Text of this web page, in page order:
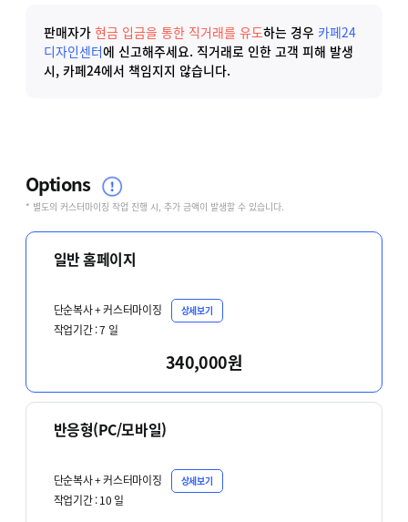
Options
* 별도의 커스터마이징 작업 진행 시, 추가 금액이 발생할 수 있습니다.
일반 홈페이지
단순복사 + 커스터마이징 상세보기
작업기간 :7 일
340,000원
반응형(PC/모바일)
단순복사 + 커스터마이징 상세보기
작업기간 :10 일
판매자가 현금 입금을 통한 직거래를 유도하는 경우 카페24
디자인센터에 신고해주세요. 직거래로 인한 고객 피해 발생
시, 카페24에서 책임지지 않습니다.